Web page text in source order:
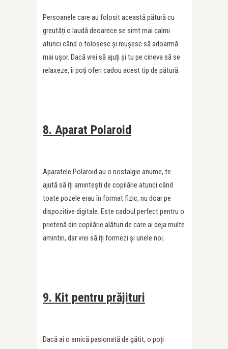
Persoanele care au folosit această pătură cu
greutăți o laudă deoarece se simt mai calmi
atunci când o folosesc și reușesc să adoarmă
mai ușor. Dacă vrei să ajuți și tu pe cineva să se
relaxeze, îi poți oferi cadou acest tip de pătură.
8. Aparat Polaroid
Aparatele Polaroid au o nostalgie anume, te
ajută să îți amintești de copilărie atunci când
toate pozele erau în format fizic, nu doar pe
dispozitive digitale. Este cadoul perfect pentru o
prietenă din copilărie alături de care ai deja multe
amintiri, dar vrei să îți formezi și unele noi.
9. Kit pentru prăjituri
Dacă ai o amică pasionată de gătit, o poți